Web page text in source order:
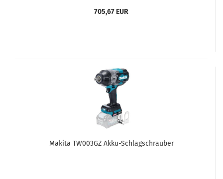
705,67 EUR
Makita TW003GZ Akku-Schlagschrauber